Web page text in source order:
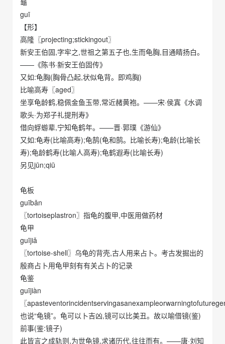
guī
【形】
高隆〖projecting;stickingout〗
新安王伯固,字牢之,世祖之第五子也,生而龟胸,目通睛扬白。
——《陈书·新安王伯固传》
又如:龟胸(胸骨凸起,状似龟背。即鸡胸)
比喻高寿〖aged〗
坐享龟龄鹤,稳佩金鱼玉带,常近赭黄袍。——宋·侯寘《水调
歌头·为郑子礼提刑寿》
借向蜉蝣辈,宁知龟鹤年。——晋·郭璞《游仙》
又如:龟寿(比喻高寿);龟鹄(龟和鹄。比喻长寿);龟龄(比喻长
寿);龟龄鹤寿(比喻人高寿);龟鹤遐寿(比喻长寿)
另见jūn;qiū
龟板
guībǎn
〖tortoiseplastron〗指龟的腹甲,中医用做药材
龟甲
guījiǎ
〖tortoise-shell〗乌龟的背壳,古人用来占卜。考古发掘出的
殷商占卜用龟甲刻有有关占卜的记录
龟鉴
guījiàn
〖
也说“龟镜”。龟可以卜吉凶,镜可以比美丑。故以喻借镜(鉴)
前事(鉴:镜子)
此皆言之成轨则,为世龟镜,求诸历代,往往而有。——唐·刘知